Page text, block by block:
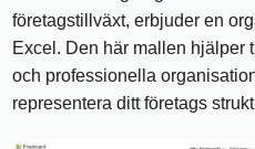
företagstillväxt, erbjuder en
Excel. Den här mallen hjälper
och professionella
representera ditt företags